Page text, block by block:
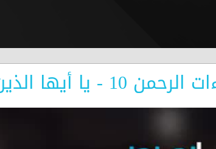
الذين آمنوا لا تلهكم أموالكم ولا أولادكم عن ذكر الله